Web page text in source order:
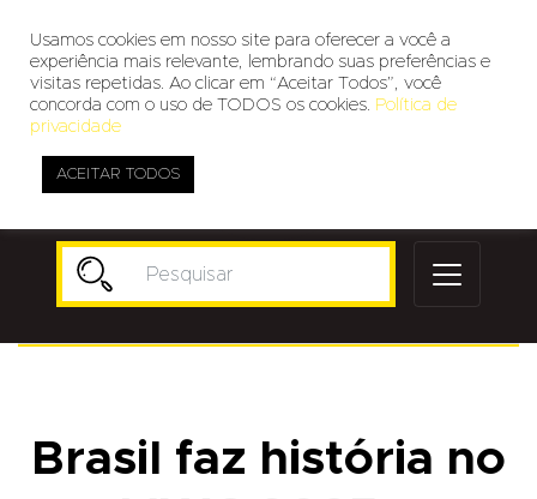
Brasil faz história no
Usamos cookies em nosso site para oferecer a você a
experiência mais relevante, lembrando suas preferências e
visitas repetidas. Ao clicar em “Aceitar Todos”, você
concorda com o uso de TODOS os cookies. Política de
privacidade
ACEITAR TODOS